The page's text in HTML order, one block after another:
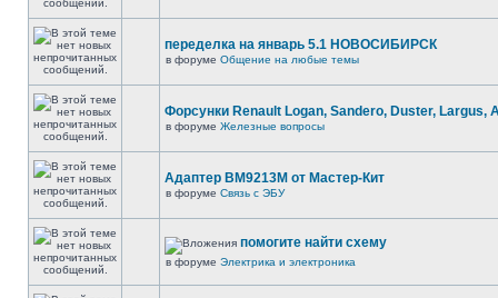
переделка на январь 5.1 НОВОСИБИРСК
в форуме Общение на любые темы
Форсунки Renault Logan, Sandero, Duster, Largus,
в форуме Железные вопросы
Адаптер BM9213M от Мастер-Кит
в форуме Связь с ЭБУ
помогите найти схему
в форуме Электрика и электроника